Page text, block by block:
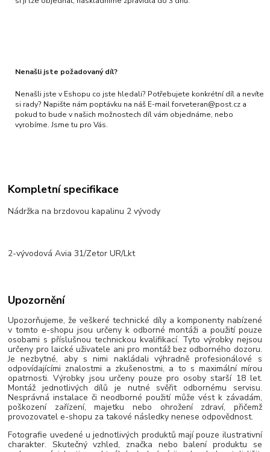
Nenašli jste požadovaný díl?
Nenašli jste v Eshopu co jste hledali? Potřebujete konkrétní díl a nevíte
si rady? Napište nám poptávku na náš E-mail forveteran@post.cz a
pokud to bude v našich možnostech díl vám objednáme, nebo
vyrobíme. Jsme tu pro Vás.
Kompletní specifikace
Nádržka na brzdovou kapalinu 2 vývody
2-vývodová Avia 31/Zetor UR/Lkt
Upozornění
Upozorňujeme, že veškeré technické díly a komponenty nabízené
v tomto e-shopu jsou určeny k odborné montáži a použití pouze
osobami s příslušnou technickou kvalifikací. Tyto výrobky nejsou
určeny pro laické uživatele ani pro montáž bez odborného dozoru.
Je nezbytné, aby s nimi nakládali výhradně profesionálové s
odpovídajícími znalostmi a zkušenostmi, a to s maximální mírou
opatrnosti. Výrobky jsou určeny pouze pro osoby starší 18 let.
Montáž jednotlivých dílů je nutné svěřit odbornému servisu.
Nesprávná instalace či neodborné použití může vést k závadám,
poškození zařízení, majetku nebo ohrožení zdraví, přičemž
provozovatel e-shopu za takové následky nenese odpovědnost.
Fotografie uvedené u jednotlivých produktů mají pouze ilustrativní
charakter. Skutečný vzhled, značka nebo balení produktu se